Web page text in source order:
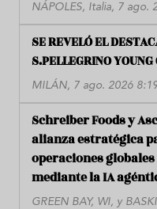
NÁPOLES, Italia, 7 ago.
SE REVELÓ EL
S.PELLEGRINO
MILÁN, 7 ago. 2026
Schreiber Foods y
alianza estratégica
operaciones
mediante la IA
GREEN BAY, WI, y